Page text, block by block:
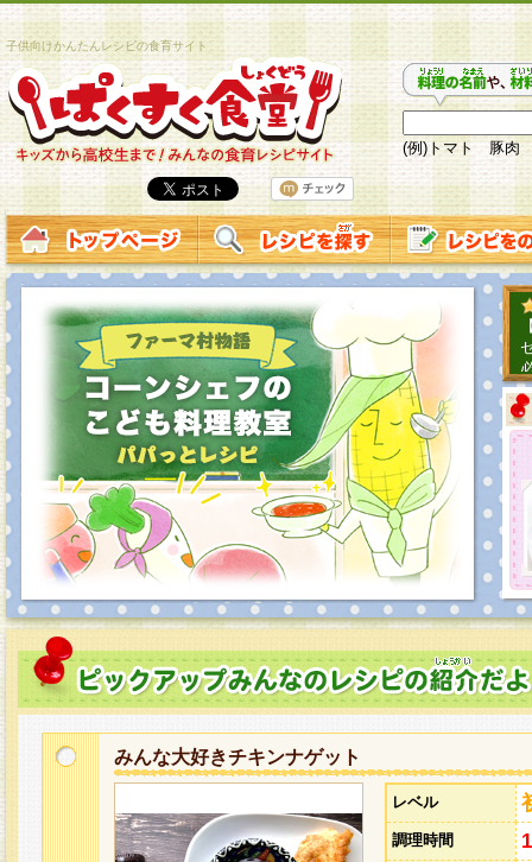
子供向けかんたんレシピの食育サイト
(例)トマト 豚肉
みんな大好きチキンナゲット
レベル
調理時間